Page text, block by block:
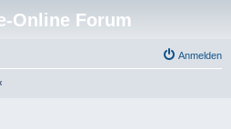
Online Forum
Anmelden